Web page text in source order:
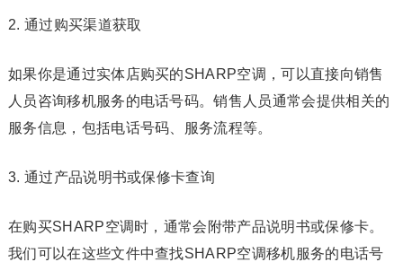
2. 通过购买渠道获取
如果你是通过实体店购买的SHARP空调，可以直接向销售
人员咨询移机服务的电话号码。销售人员通常会提供相关的
服务信息，包括电话号码、服务流程等。
3. 通过产品说明书或保修卡查询
在购买SHARP空调时，通常会附带产品说明书或保修卡。
我们可以在这些文件中查找SHARP空调移机服务的电话号